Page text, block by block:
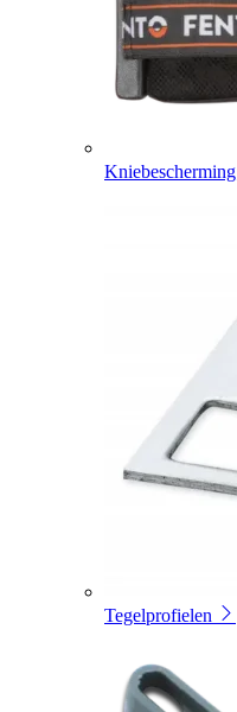
Kniebescherming
Tegelprofielen